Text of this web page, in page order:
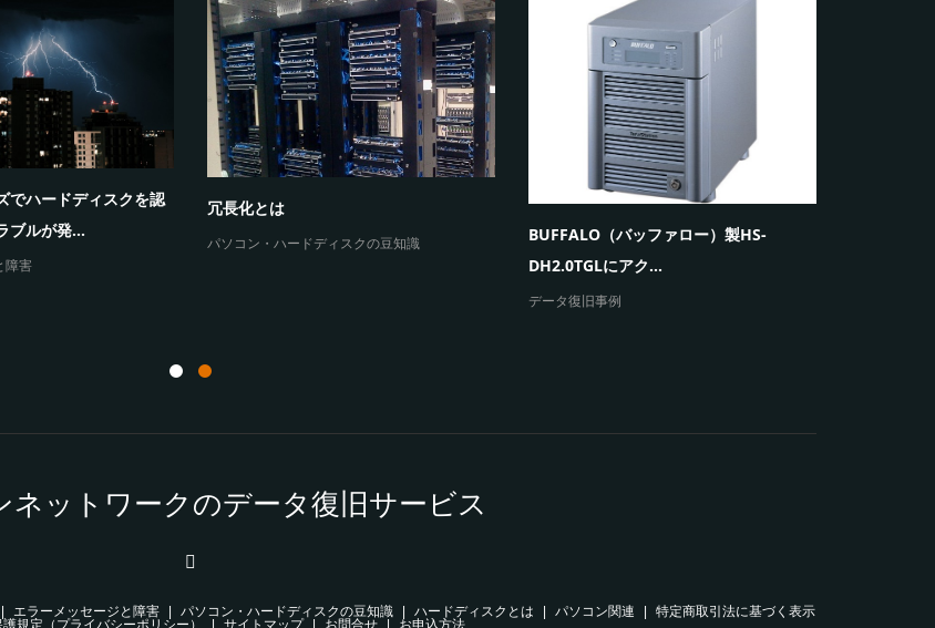
でハードディスクを認
ブルが発...
障害
冗長化とは
パソコン・ハードディスクの豆知識
BUFFALO（バッファロー）製HS-
DH2.0TGLにアク...
データ復旧事例
ネットワークのデータ復旧サービス
エラーメッセージと障害 パソコン・ハードディスクの豆知識 ハードディスクとは パソコン関連
特定商取引法に基づく表示